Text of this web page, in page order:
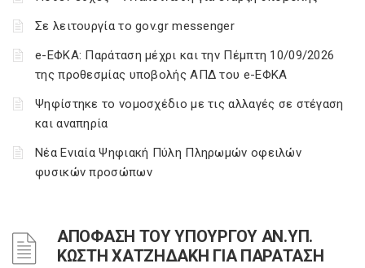
Σε λειτουργία το gov.gr messenger
e-ΕΦΚΑ: Παράταση μέχρι και την Πέμπτη 10/09/2026
της προθεσμίας υποβολής ΑΠΔ του e-ΕΦΚΑ
Ψηφίστηκε το νομοσχέδιο με τις αλλαγές σε στέγαση
και αναπηρία
Νέα Ενιαία Ψηφιακή Πύλη Πληρωμών οφειλών
φυσικών προσώπων
ΑΠΟΦΑΣΗ ΤΟΥ ΥΠΟΥΡΓΟΥ ΑΝ.ΥΠ.
ΚΩΣΤΗ ΧΑΤΖΗΔΑΚΗ ΓΙΑ ΠΑΡΑΤΑΣΗ